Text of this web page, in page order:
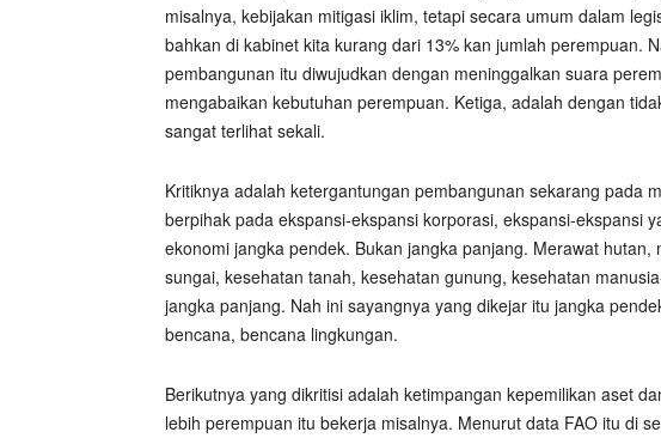
misalnya, kebijakan mitigasi iklim, tetapi secara umum dalam
bahkan di kabinet kita kurang dari 13% kan jumlah perempuan.
pembangunan itu diwujudkan dengan meninggalkan suara
mengabaikan kebutuhan perempuan. Ketiga, adalah dengan
sangat terlihat sekali.
Kritiknya adalah ketergantungan pembangunan sekarang pada
berpihak pada ekspansi-ekspansi korporasi, ekspansi-ekspansi
ekonomi jangka pendek. Bukan jangka panjang. Merawat
sungai, kesehatan tanah, kesehatan gunung, kesehatan
jangka panjang. Nah ini sayangnya yang dikejar itu jangka
bencana, bencana lingkungan.
Berikutnya yang dikritisi adalah ketimpangan kepemilikan aset
lebih perempuan itu bekerja misalnya. Menurut data FAO itu di